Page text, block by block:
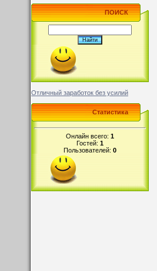
ПОИСК
Отличный заработок без усилий
Статистика
Онлайн всего: 1
Гостей: 1
Пользователей: 0